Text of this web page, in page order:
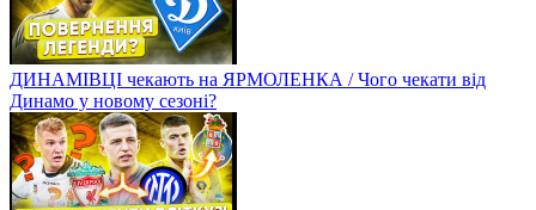
ДИНАМІВЦІ чекають на ЯРМОЛЕНКА / Чого чекати від
Динамо у новому сезоні?